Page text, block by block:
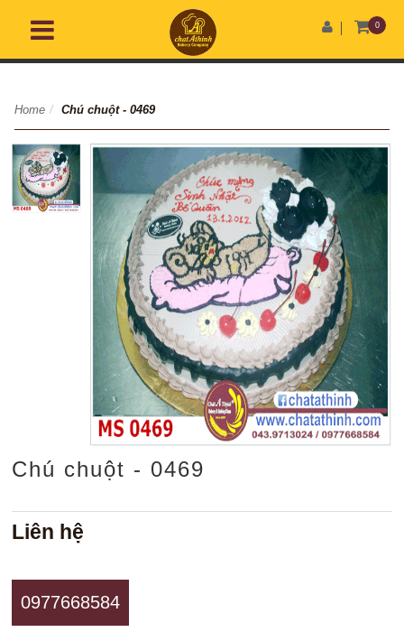
0
Home / Chú chuột - 0469
Chú chuột - 0469
Liên hệ
0977668584